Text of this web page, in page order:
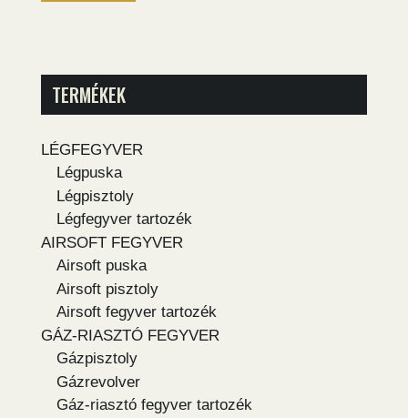
TERMÉKEK
LÉGFEGYVER
Légpuska
Légpisztoly
Légfegyver tartozék
AIRSOFT FEGYVER
Airsoft puska
Airsoft pisztoly
Airsoft fegyver tartozék
GÁZ-RIASZTÓ FEGYVER
Gázpisztoly
Gázrevolver
Gáz-riasztó fegyver tartozék